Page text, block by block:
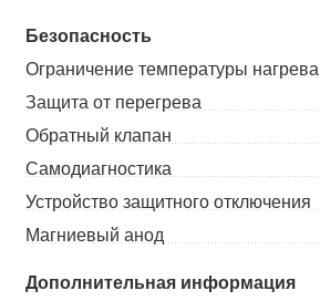
Безопасность
Ограничение температуры нагрева
Защита от перегрева
Обратный клапан
Самодиагностика
Устройство защитного отключения
Магниевый анод
Дополнительная информация